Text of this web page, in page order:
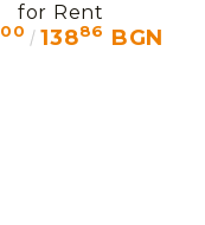
for Rent
00 13886 BGN